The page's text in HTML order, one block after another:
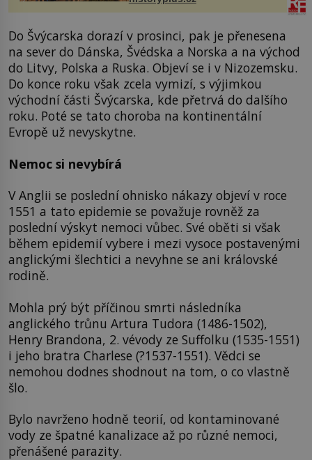
Do Švýcarska dorazí v prosinci, pak je přenesena
na sever do Dánska, Švédska a Norska a na východ
do Litvy, Polska a Ruska. Objeví se i v Nizozemsku.
Do konce roku však zcela vymizí, s výjimkou
východní části Švýcarska, kde přetrvá do dalšího
roku. Poté se tato choroba na kontinentální
Evropě už nevyskytne.
Nemoc si nevybírá
V Anglii se poslední ohnisko nákazy objeví v roce
1551 a tato epidemie se považuje rovněž za
poslední výskyt nemoci vůbec. Své oběti si však
během epidemií vybere i mezi vysoce postavenými
anglickými šlechtici a nevyhne se ani královské
rodině.
Mohla prý být příčinou smrti následníka
anglického trůnu Artura Tudora (1486-1502),
Henry Brandona, 2. vévody ze Suffolku (1535-1551)
i jeho bratra Charlese (?1537-1551). Vědci se
nemohou dodnes shodnout na tom, o co vlastně
šlo.
Bylo navrženo hodně teorií, od kontaminované
vody ze špatné kanalizace až po různé nemoci,
přenášené parazity.